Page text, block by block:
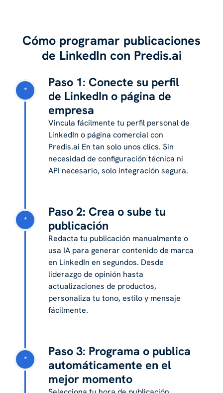
Cómo programar publicaciones
de LinkedIn con Predis.ai
*
Paso 1: Conecte su perfil
de LinkedIn o página de
empresa
Vincula fácilmente tu perfil personal de
LinkedIn o página comercial con
Predis.ai En tan solo unos clics. Sin
necesidad de configuración técnica ni
API necesario, solo integración segura.
*
Paso 2: Crea o sube tu
publicación
Redacta tu publicación manualmente o
usa IA para generar contenido de marca
en LinkedIn en segundos. Desde
liderazgo de opinión hasta
actualizaciones de productos,
personaliza tu tono, estilo y mensaje
fácilmente.
*
Paso 3: Programa o publica
automáticamente en el
mejor momento